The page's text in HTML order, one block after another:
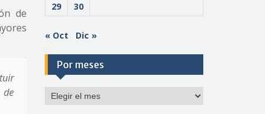
de
de
29
30
« Oct Dic »
Por meses
Por